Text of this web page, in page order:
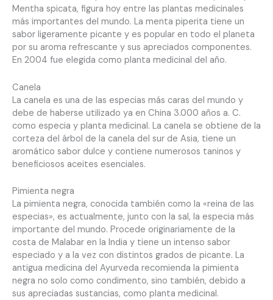
Mentha spicata, figura hoy entre las plantas medicinales
más importantes del mundo. La menta piperita tiene un
sabor ligeramente picante y es popular en todo el planeta
por su aroma refrescante y sus apreciados componentes.
En 2004 fue elegida como planta medicinal del año.
Canela
La canela es una de las especias más caras del mundo y
debe de haberse utilizado ya en China 3.000 años a. C.
como especia y planta medicinal. La canela se obtiene de la
corteza del árbol de la canela del sur de Asia, tiene un
aromático sabor dulce y contiene numerosos taninos y
beneficiosos aceites esenciales.
Pimienta negra
La pimienta negra, conocida también como la «reina de las
especias», es actualmente, junto con la sal, la especia más
importante del mundo. Procede originariamente de la
costa de Malabar en la India y tiene un intenso sabor
especiado y a la vez con distintos grados de picante. La
antigua medicina del Ayurveda recomienda la pimienta
negra no solo como condimento, sino también, debido a
sus apreciadas sustancias, como planta medicinal.